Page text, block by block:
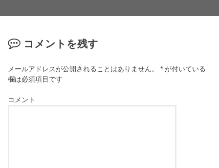
コメントを残す
メールアドレスが公開されることはありません。 * が付いている
欄は必須項目です
コメント